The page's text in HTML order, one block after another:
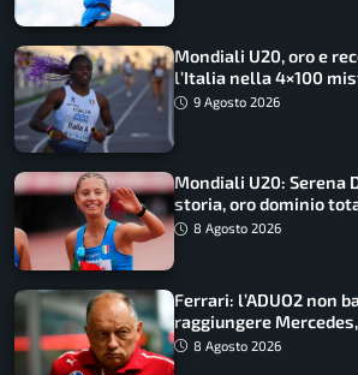
Mondiali U20, oro e
l’Italia nella 4×100
straordinaria
9 Agosto 2026
Mondiali U20: Serena
storia, oro dominio
marcia
8 Agosto 2026
Ferrari: l’ADUO2 non
raggiungere
Macarena
8 Agosto 2026